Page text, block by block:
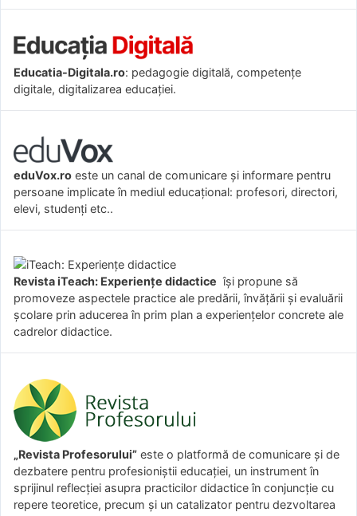
Educatia-Digitala.ro: pedagogie digitală, competențe
digitale, digitalizarea educației.
eduVox.ro este un canal de comunicare și informare pentru
persoane implicate în mediul educațional: profesori, directori,
elevi, studenți etc..
Revista iTeach: Experienţe didactice îşi propune să
promoveze aspectele practice ale predării, învăţării şi evaluării
şcolare prin aducerea în prim plan a experienţelor concrete ale
cadrelor didactice.
„Revista Profesorului” este o platformă de comunicare și de
dezbatere pentru profesioniștii educației, un instrument în
sprijinul reflecției asupra practicilor didactice în conjuncție cu
repere teoretice, precum și un catalizator pentru dezvoltarea